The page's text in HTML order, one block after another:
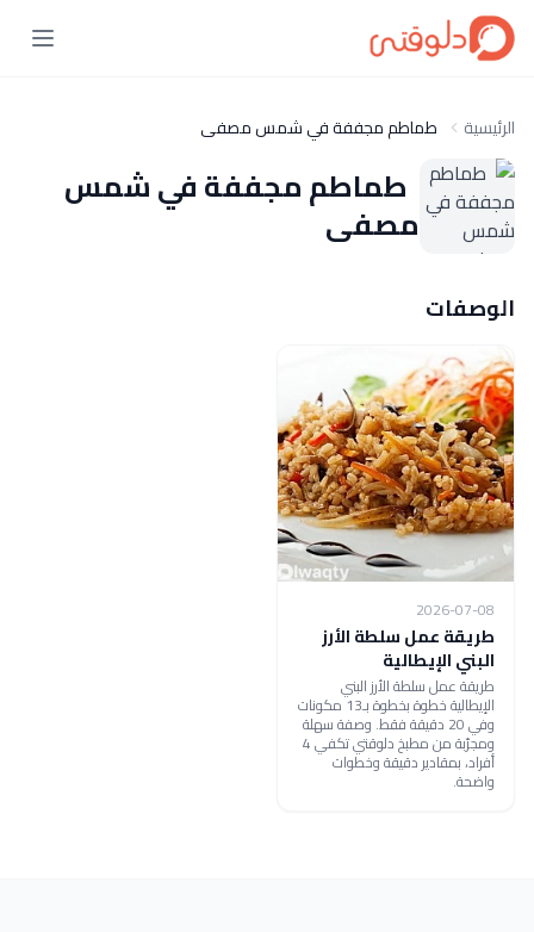
الرئيسية طماطم مجففة في شمس مصفى
طماطم مجففة في شمس
مصفى
الوصفات
2026-07-08
طريقة عمل سلطة الأرز
البني الإيطالية
طريقة عمل سلطة الأرز البني
الإيطالية خطوة بخطوة بـ13 مكونات
وفي 20 دقيقة فقط. وصفة سهلة
ومجرّبة من مطبخ دلوقتي تكفي 4
أفراد، بمقادير دقيقة وخطوات
واضحة.